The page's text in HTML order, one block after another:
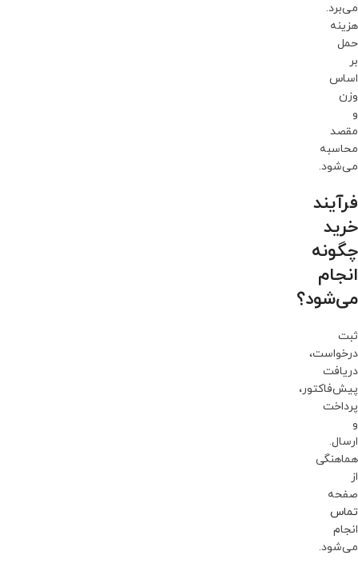
می‌برد.
هزینه
حمل
بر
اساس
وزن
و
مقصد
محاسبه
می‌شود.
فرآیند
خرید
چگونه
انجام
می‌شود؟
ثبت
درخواست،
دریافت
پیش‌فاکتور،
پرداخت
و
ارسال.
هماهنگی
از
صفحه
تماس
انجام
می‌شود.